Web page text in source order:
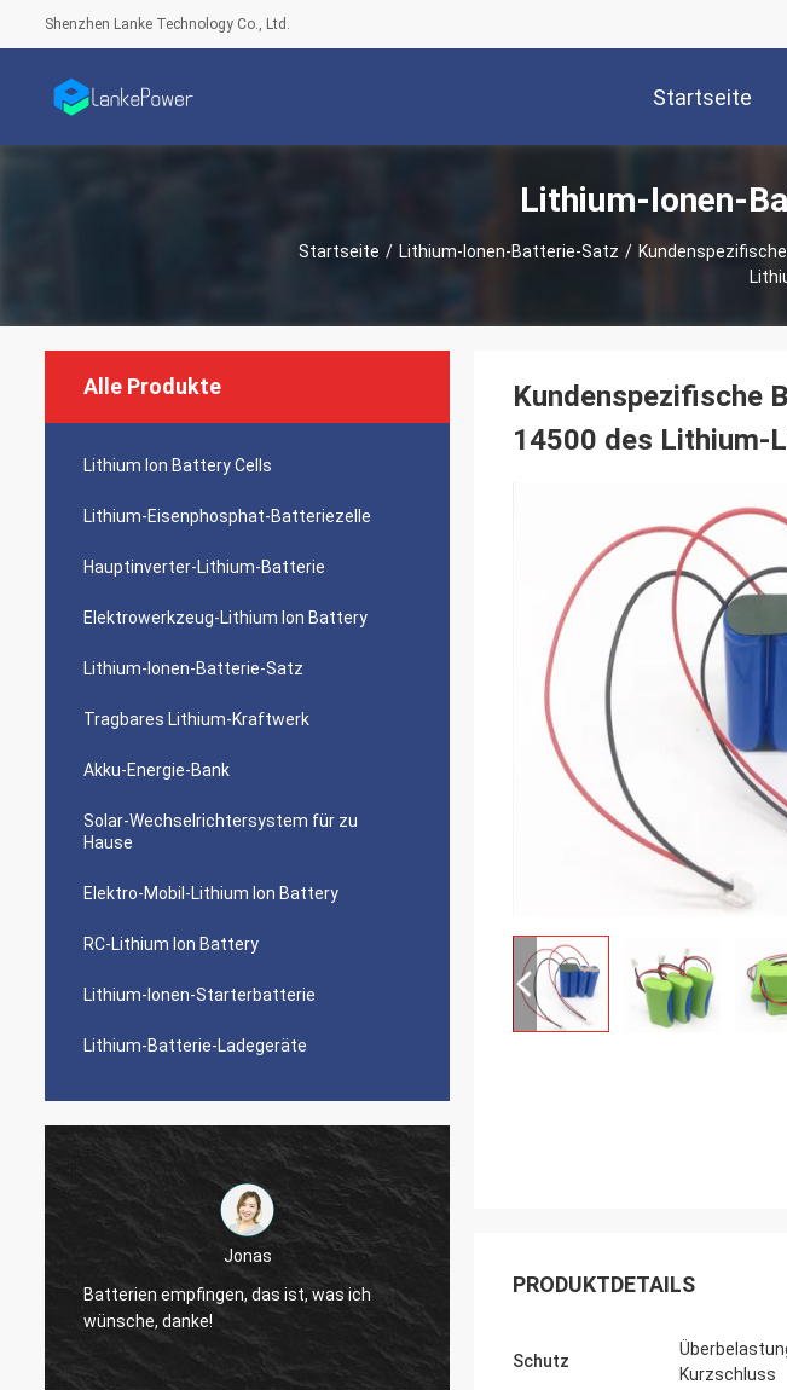
Shenzhen Lanke Technology Co., Ltd.
Startseite
Lithium-Ionen-
Startseite / Lithium-Ionen-Batterie-Satz /
Alle Produkte
Lithium Ion Battery Cells
Lithium-Eisenphosphat-Batteriezelle
Hauptinverter-Lithium-Batterie
Elektrowerkzeug-Lithium Ion Battery
Lithium-Ionen-Batterie-Satz
Tragbares Lithium-Kraftwerk
Akku-Energie-Bank
Solar-Wechselrichtersystem für zu
Hause
Elektro-Mobil-Lithium Ion Battery
RC-Lithium Ion Battery
Lithium-Ionen-Starterbatterie
Lithium-Batterie-Ladegeräte
ist, was ich
Fabricio Mendonca
der Verkaufsleiter, Antonio, guter
schnelle Lieferung,
Kundenspezifische
14500 des Lithium-
PRODUKTDETAILS
Schutz
Kurzschluss